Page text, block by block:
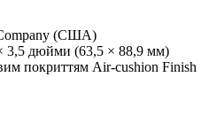
(США)
3,5 дюйми (63,5 × 88,9 мм)
покриттям Air-cushion Finish